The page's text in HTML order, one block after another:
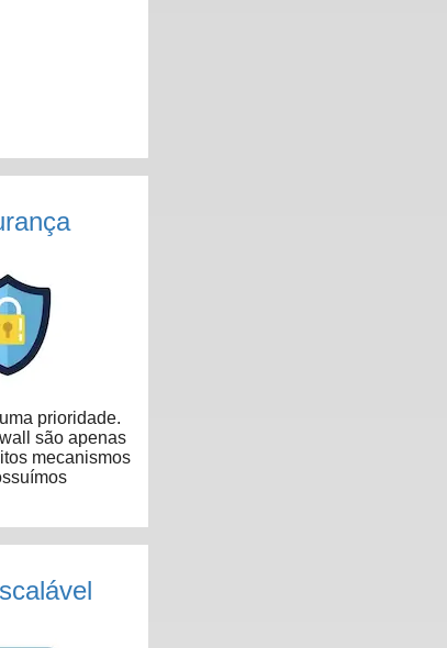
prioridade.
são apenas
mecanismos